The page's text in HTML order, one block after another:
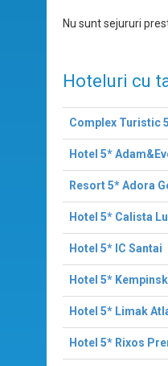
Nu sunt sejururi
Hoteluri cu
Complex Turistic
Hotel 5*
Resort 5* Adora
Hotel 5* Calista
Hotel 5* IC Santai
Hotel 5*
Hotel 5* Limak
Hotel 5* Rixos